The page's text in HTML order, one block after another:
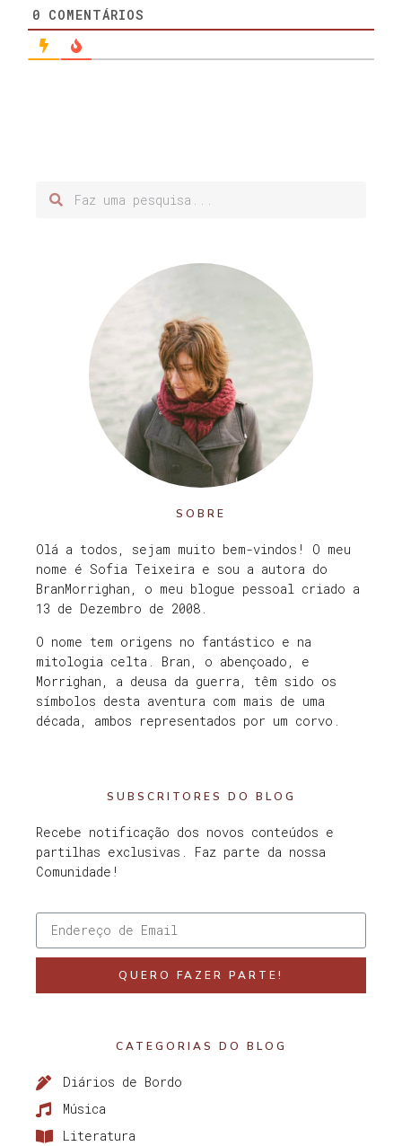
0 COMENTÁRIOS
SOBRE
Olá a todos, sejam muito bem-vindos! O meu
nome é Sofia Teixeira e sou a autora do
BranMorrighan, o meu blogue pessoal criado a
13 de Dezembro de 2008.
O nome tem origens no fantástico e na
mitologia celta. Bran, o abençoado, e
Morrighan, a deusa da guerra, têm sido os
símbolos desta aventura com mais de uma
década, ambos representados por um corvo.
SUBSCRITORES DO BLOG
Recebe notificação dos novos conteúdos e
partilhas exclusivas. Faz parte da nossa
Comunidade!
QUERO FAZER PARTE!
CATEGORIAS DO BLOG
Diários de Bordo
Música
Literatura